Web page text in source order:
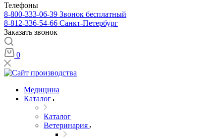
Телефоны
8-800-333-06-39 Звонок бесплатный
8-812-336-54-66 Санкт-Петербург
Заказать звонок
0
Медицина
Каталог
Каталог
Ветеринария